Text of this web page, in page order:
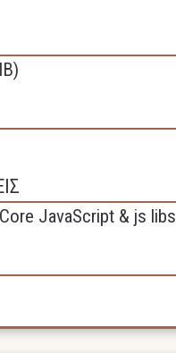
Core JavaScript & js libs